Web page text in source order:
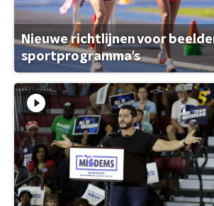
Nieuwe richtlijnen voor
sportprogramma's